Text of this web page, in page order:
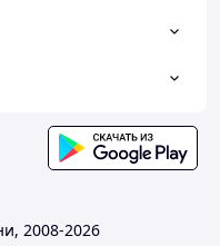
2008-2026